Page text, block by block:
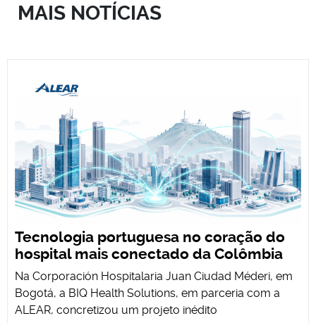
MAIS NOTÍCIAS
Tecnologia portuguesa no coração do
hospital mais conectado da Colômbia
Na Corporación Hospitalaria Juan Ciudad Méderi, em
Bogotá, a BIQ Health Solutions, em parceria com a
ALEAR, concretizou um projeto inédito